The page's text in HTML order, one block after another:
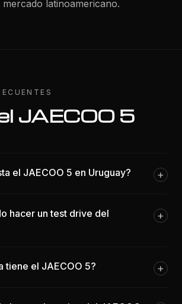
latinoamericano.
JAECOO 5
el JAECOO 5 en Uruguay? +
hacer un test drive del
+
tiene el JAECOO 5? +